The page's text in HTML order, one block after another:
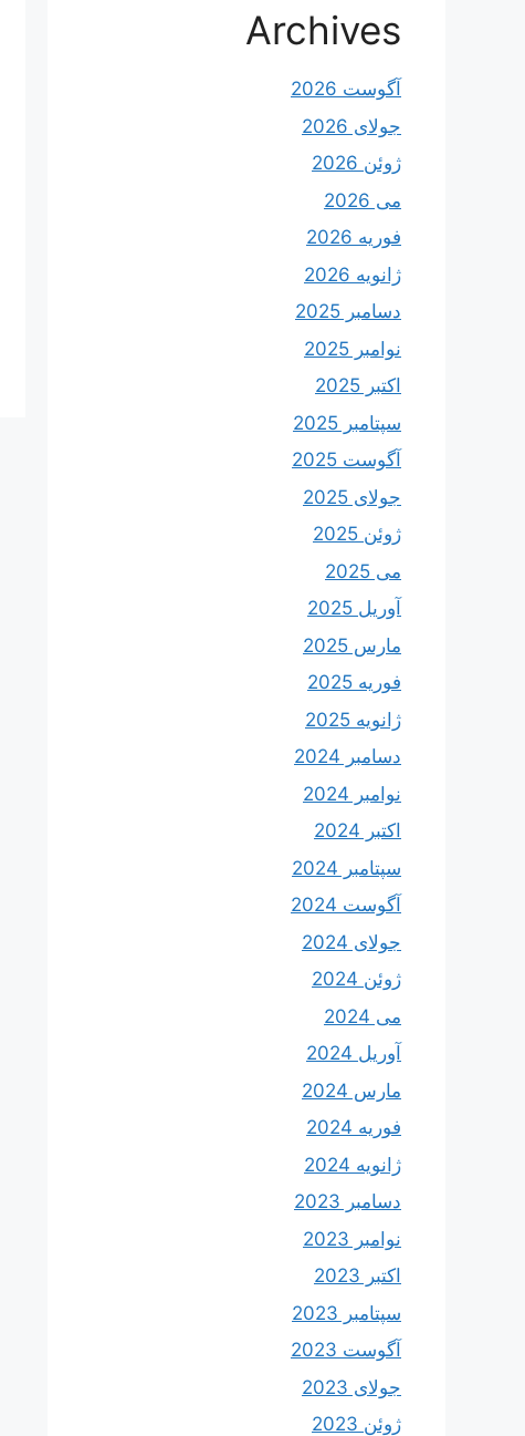
Archives
آگوست 2026
جولای 2026
ژوئن 2026
می 2026
فوریه 2026
ژانویه 2026
دسامبر 2025
نوامبر 2025
اکتبر 2025
سپتامبر 2025
آگوست 2025
جولای 2025
ژوئن 2025
می 2025
آوریل 2025
مارس 2025
فوریه 2025
ژانویه 2025
دسامبر 2024
نوامبر 2024
اکتبر 2024
سپتامبر 2024
آگوست 2024
جولای 2024
ژوئن 2024
می 2024
آوریل 2024
مارس 2024
فوریه 2024
ژانویه 2024
دسامبر 2023
نوامبر 2023
اکتبر 2023
سپتامبر 2023
آگوست 2023
جولای 2023
ژوئن 2023